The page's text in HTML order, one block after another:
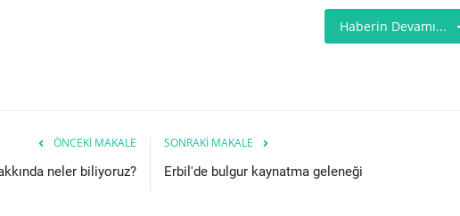
Haberin Devamı...
ÖNCEKI MAKALE
neler biliyoruz?
SONRAKI MAKALE
Erbil'de bulgur kaynatma geleneği